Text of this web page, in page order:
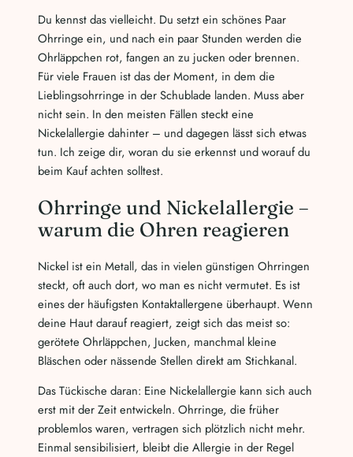
Du kennst das vielleicht. Du setzt ein schönes Paar
Ohrringe ein, und nach ein paar Stunden werden die
Ohrläppchen rot, fangen an zu jucken oder brennen.
Für viele Frauen ist das der Moment, in dem die
Lieblingsohrringe in der Schublade landen. Muss aber
nicht sein. In den meisten Fällen steckt eine
Nickelallergie dahinter – und dagegen lässt sich etwas
tun. Ich zeige dir, woran du sie erkennst und worauf du
beim Kauf achten solltest.
Ohrringe und Nickelallergie –
warum die Ohren reagieren
Nickel ist ein Metall, das in vielen günstigen Ohrringen
steckt, oft auch dort, wo man es nicht vermutet. Es ist
eines der häufigsten Kontaktallergene überhaupt. Wenn
deine Haut darauf reagiert, zeigt sich das meist so:
gerötete Ohrläppchen, Jucken, manchmal kleine
Bläschen oder nässende Stellen direkt am Stichkanal.
Das Tückische daran: Eine Nickelallergie kann sich auch
erst mit der Zeit entwickeln. Ohrringe, die früher
problemlos waren, vertragen sich plötzlich nicht mehr.
Einmal sensibilisiert, bleibt die Allergie in der Regel